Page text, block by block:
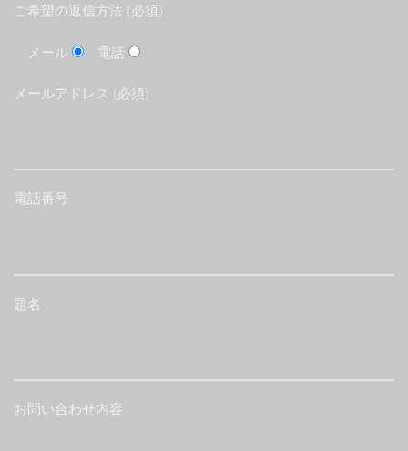
ご希望の返信方法 (必須)
メール 電話
メールアドレス (必須)
電話番号
題名
お問い合わせ内容